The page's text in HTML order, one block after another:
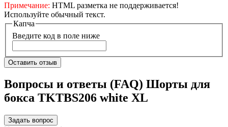
Примечание: HTML разметка не поддерживается!
Используйте обычный текст.
Капча
Введите код в поле ниже
Оставить отзыв
Вопросы и ответы (FAQ) Шорты для
бокса TKTBS206 white XL
Задать вопрос